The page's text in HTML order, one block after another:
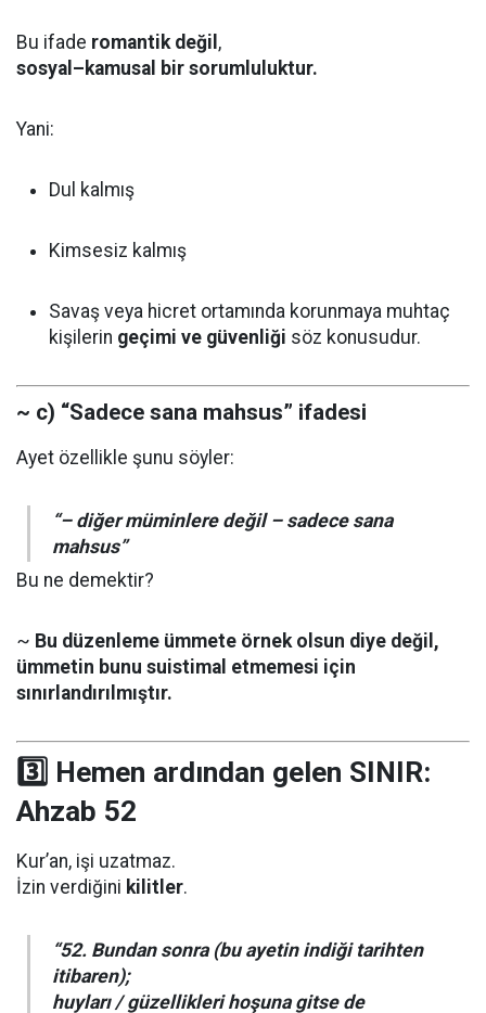
Bu ifade romantik değil ,
sosyal–kamusal bir sorumluluktur.
Yani:
Dul kalmış
Kimsesiz kalmış
Savaş veya hicret ortamında korunmaya muhtaç
kişilerin geçimi ve güvenliği söz konusudur.
~ c) “Sadece sana mahsus” ifadesi
Ayet özellikle şunu söyler:
“– diğer müminlere değil – sadece sana
mahsus”
Bu ne demektir?
~ Bu düzenleme ümmete örnek olsun diye değil,
ümmetin bunu suistimal etmemesi için
sınırlandırılmıştır.
3️⃣ Hemen ardından gelen SINIR:
Ahzab 52
Kur’an, işi uzatmaz.
İzin verdiğini kilitler.
“52. Bundan sonra (bu ayetin indiği tarihten
itibaren);
huyları / güzellikleri hoşuna gitse de